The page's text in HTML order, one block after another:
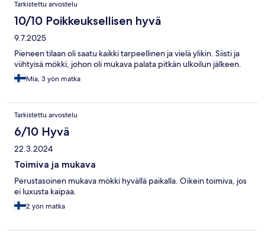
Tarkistettu arvostelu
10/10 Poikkeuksellisen hyvä
9.7.2025
Pieneen tilaan oli saatu kaikki tarpeellinen ja vielä ylikin. Siisti ja
viihtyisä mökki, johon oli mukava palata pitkän ulkoilun jälkeen.
Mia, 3 yön matka
Tarkistettu arvostelu
6/10 Hyvä
22.3.2024
Toimiva ja mukava
Perustasoinen mukava mökki hyvällä paikalla. Oikein toimiva, jos
ei luxusta kaipaa.
2 yön matka